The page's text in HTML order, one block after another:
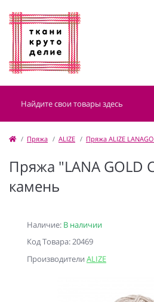
Пряжа ALIZE Пряжа ALIZE
Пряжа "LANA GOLD
камень
Наличие: В наличии
Код Товара: 20469
Производители ALIZE